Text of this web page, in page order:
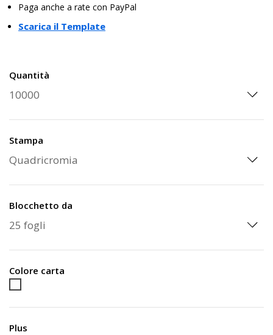
Paga anche a rate con PayPal
Scarica il Template
Quantità
Stampa
Blocchetto da
Colore carta
Carta
Plus